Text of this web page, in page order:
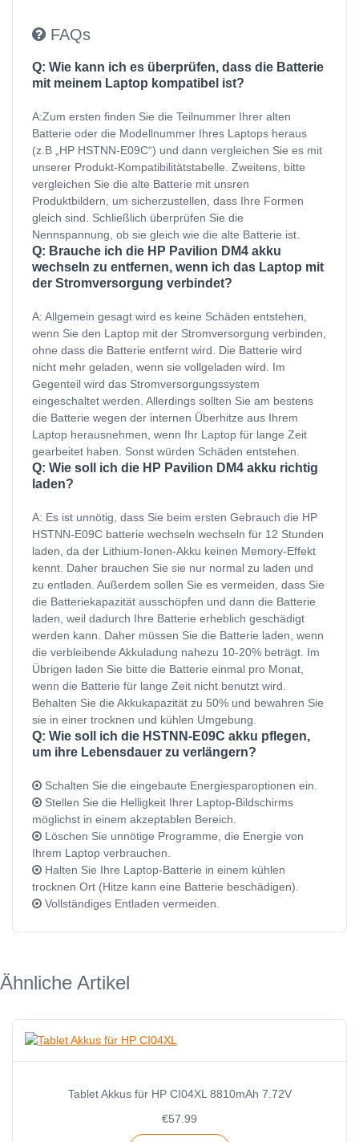
FAQs
Q: Wie kann ich es überprüfen, dass die Batterie
mit meinem Laptop kompatibel ist?
A:Zum ersten finden Sie die Teilnummer Ihrer alten
Batterie oder die Modellnummer Ihres Laptops heraus
(z.B „HP HSTNN-E09C“) und dann vergleichen Sie es mit
unserer Produkt-Kompatibilitätstabelle. Zweitens, bitte
vergleichen Sie die alte Batterie mit unsren
Produktbildern, um sicherzustellen, dass Ihre Formen
gleich sind. Schließlich überprüfen Sie die
Nennspannung, ob sie gleich wie die alte Batterie ist.
Q: Brauche ich die HP Pavilion DM4 akku
wechseln zu entfernen, wenn ich das Laptop mit
der Stromversorgung verbindet?
A: Allgemein gesagt wird es keine Schäden entstehen,
wenn Sie den Laptop mit der Stromversorgung verbinden,
ohne dass die Batterie entfernt wird. Die Batterie wird
nicht mehr geladen, wenn sie vollgeladen wird. Im
Gegenteil wird das Stromversorgungssystem
eingeschaltet werden. Allerdings sollten Sie am bestens
die Batterie wegen der internen Überhitze aus Ihrem
Laptop herausnehmen, wenn Ihr Laptop für lange Zeit
gearbeitet haben. Sonst würden Schäden entstehen.
Q: Wie soll ich die HP Pavilion DM4 akku richtig
laden?
A: Es ist unnötig, dass Sie beim ersten Gebrauch die HP
HSTNN-E09C batterie wechseln wechseln für 12 Stunden
laden, da der Lithium-Ionen-Akku keinen Memory-Effekt
kennt. Daher brauchen Sie sie nur normal zu laden und
zu entladen. Außerdem sollen Sie es vermeiden, dass Sie
die Batteriekapazität ausschöpfen und dann die Batterie
laden, weil dadurch Ihre Batterie erheblich geschädigt
werden kann. Daher müssen Sie die Batterie laden, wenn
die verbleibende Akkuladung nahezu 10-20% beträgt. Im
Übrigen laden Sie bitte die Batterie einmal pro Monat,
wenn die Batterie für lange Zeit nicht benutzt wird.
Behalten Sie die Akkukapazität zu 50% und bewahren Sie
sie in einer trocknen und kühlen Umgebung.
Q: Wie soll ich die HSTNN-E09C akku pflegen,
um ihre Lebensdauer zu verlängern?
Schalten Sie die eingebaute Energiesparoptionen ein.
Stellen Sie die Helligkeit Ihrer Laptop-Bildschirms
möglichst in einem akzeptablen Bereich.
Löschen Sie unnötige Programme, die Energie von
Ihrem Laptop verbrauchen.
Halten Sie Ihre Laptop-Batterie in einem kühlen
trocknen Ort (Hitze kann eine Batterie beschädigen).
Vollständiges Entladen vermeiden.
Ähnliche Artikel
Tablet Akkus für HP CI04XL 8810mAh 7.72V
€57.99